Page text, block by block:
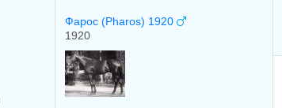
Фарос (Pharos) 1920
1920